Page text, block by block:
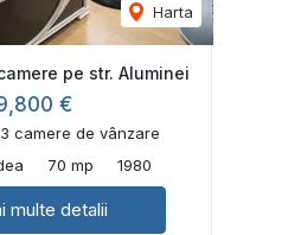
Harta
pe str. Aluminei
€
camere de vânzare
70 mp 1980
multe detalii